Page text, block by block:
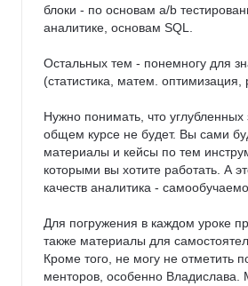
блоки - по основам a/b
аналитике, основам SQL.
Остальных тем - понемногу для
(статистика, матем. оптимизация,
Нужно понимать, что углубленных
общем курсе не будет. Вы сами
материалы и кейсы по тем
которыми вы хотите работать. А
качеств аналитика -
Для погружения в каждом уроке
также материалы для
Кроме того, не могу не отметить
менторов, особенно Владислава.